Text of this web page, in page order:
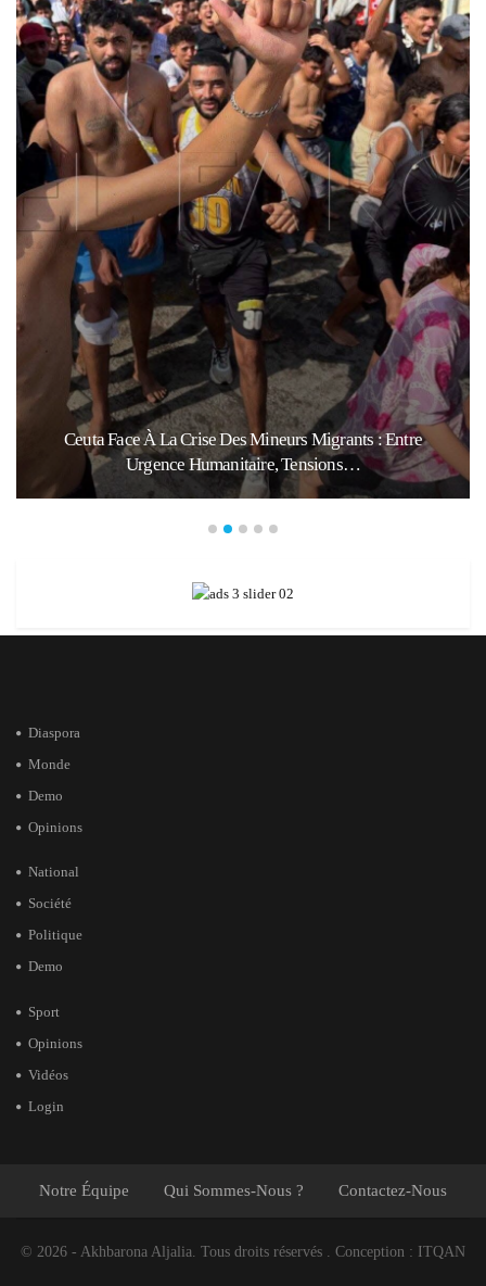
Ceuta Face À La Crise Des Mineurs Migrants : Entre
Urgence Humanitaire, Tensions…
Diaspora
Monde
Demo
Opinions
National
Société
Politique
Demo
Sport
Opinions
Vidéos
Login
Notre Équipe Qui Sommes-Nous ? Contactez-Nous
© 2026 - Akhbarona Aljalia. Tous droits réservés . Conception : ITQAN